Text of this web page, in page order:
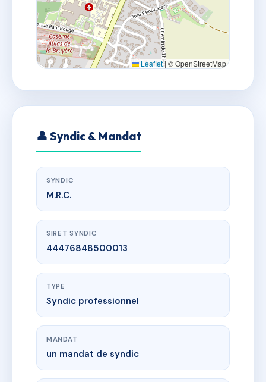
Leaflet| © OpenStreetMap
👤 Syndic & Mandat
SYNDIC
M.R.C.
SIRET SYNDIC
44476848500013
TYPE
Syndic professionnel
MANDAT
un mandat de syndic